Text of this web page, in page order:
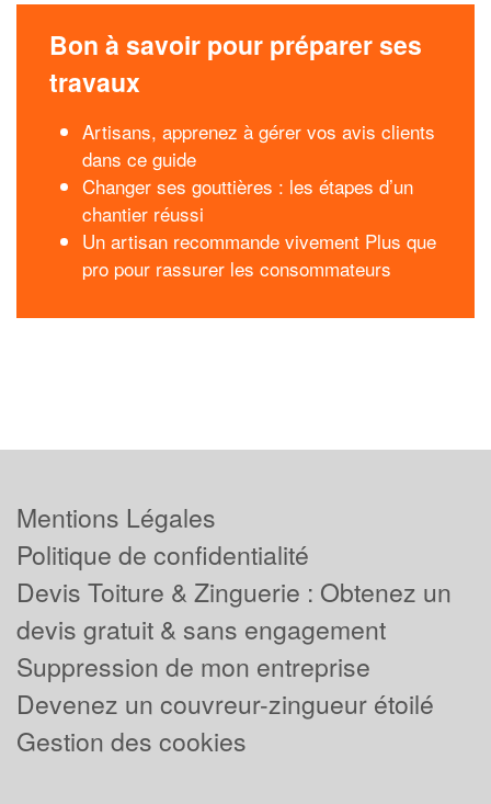
Bon à savoir pour préparer ses
travaux
Artisans, apprenez à gérer vos avis clients
dans ce guide
Changer ses gouttières : les étapes d’un
chantier réussi
Un artisan recommande vivement Plus que
pro pour rassurer les consommateurs
Mentions Légales
Politique de confidentialité
Devis Toiture & Zinguerie : Obtenez un
devis gratuit & sans engagement
Suppression de mon entreprise
Devenez un couvreur-zingueur étoilé
Gestion des cookies